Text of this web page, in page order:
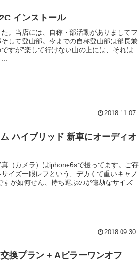
インストール
。当店には、自称・部活動がありましてフ
して登山部。今までの自称登山部は部長兼
すが"楽して行けない山の上には、それは
2018.11.07
ハイブリッド 新車にオーディオ
（カメラ）はiphone6sで撮ってます。ご存
イズ一眼レフという、デカくて重いキャノ
すが如何せん、持ち運ぶのが億劫なサイズ
2018.09.30
換プラン + Aピラーワンオフ